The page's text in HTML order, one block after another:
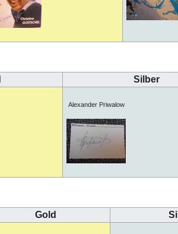
Silber
Alexander Priwalow
Gold